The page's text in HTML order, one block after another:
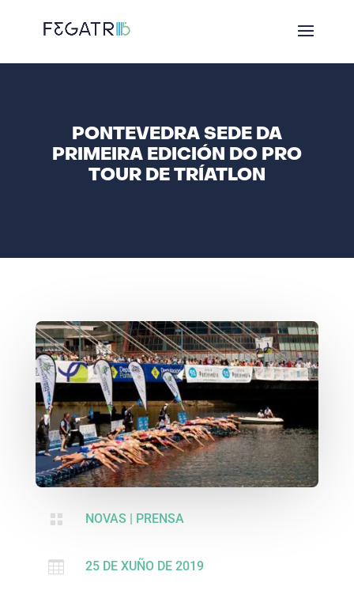
PONTEVEDRA SEDE DA
PRIMEIRA EDICIÓN DO PRO
TOUR DE TRÍATLON
 NOVAS | PRENSA
 25 DE XUÑO DE 2019